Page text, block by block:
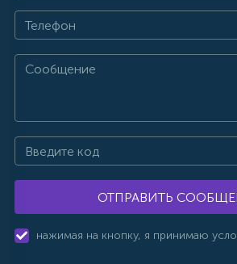
ОТПРАВИТЬ
нажимая на кнопку, я принимаю